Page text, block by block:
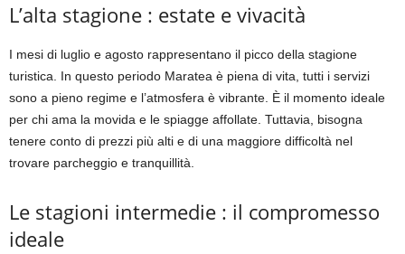
L’alta stagione : estate e vivacità
I mesi di luglio e agosto rappresentano il picco della stagione
turistica. In questo periodo Maratea è piena di vita, tutti i servizi
sono a pieno regime e l’atmosfera è vibrante. È il momento ideale
per chi ama la movida e le spiagge affollate. Tuttavia, bisogna
tenere conto di prezzi più alti e di una maggiore difficoltà nel
trovare parcheggio e tranquillità.
Le stagioni intermedie : il compromesso
ideale